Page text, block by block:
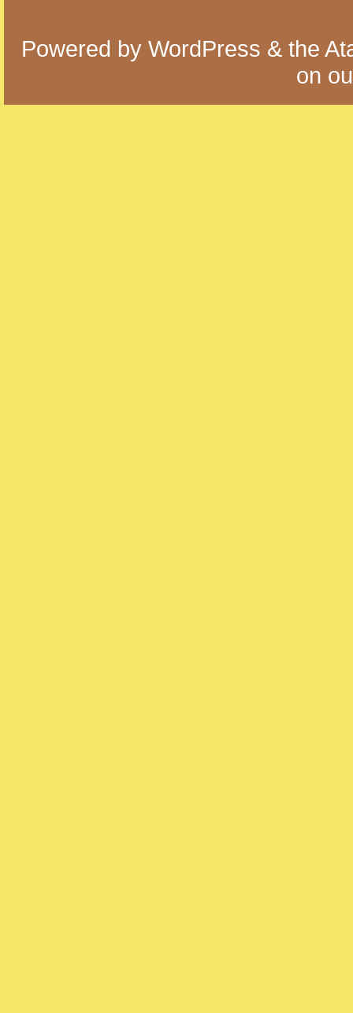
Powered byWordPress & the
on